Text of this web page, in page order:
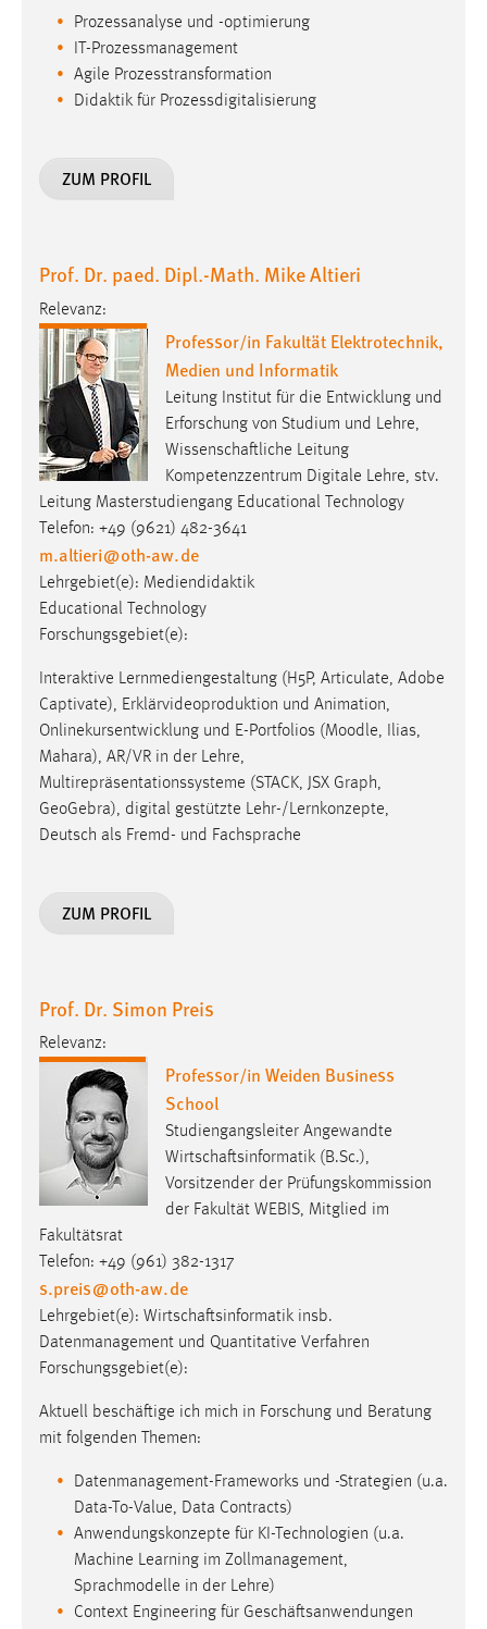
Prozessanalyse und -optimierung
IT-Prozessmanagement
Agile Prozesstransformation
Didaktik für Prozessdigitalisierung
ZUM PROFIL
Prof. Dr. paed. Dipl.-Math. Mike Altieri
Relevanz:
Professor/in Fakultät Elektrotechnik,
Medien und Informatik
Leitung Institut für die Entwicklung und
Erforschung von Studium und Lehre,
Wissenschaftliche Leitung
Kompetenzzentrum Digitale Lehre, stv.
Leitung Masterstudiengang Educational Technology
Telefon: +49 (9621) 482-3641
m.altieri@oth-aw.de
Lehrgebiet(e): Mediendidaktik
Educational Technology
Forschungsgebiet(e):
Interaktive Lernmediengestaltung (H5P, Articulate, Adobe
Captivate), Erklärvideoproduktion und Animation,
Onlinekursentwicklung und E-Portfolios (Moodle, Ilias,
Mahara), AR/VR in der Lehre,
Multirepräsentationssysteme (STACK, JSX Graph,
GeoGebra), digital gestützte Lehr-/Lernkonzepte,
Deutsch als Fremd- und Fachsprache
ZUM PROFIL
Prof. Dr. Simon Preis
Relevanz:
Professor/in Weiden Business
School
Studiengangsleiter Angewandte
Wirtschaftsinformatik (B.Sc.),
Vorsitzender der Prüfungskommission
der Fakultät WEBIS, Mitglied im
Fakultätsrat
Telefon: +49 (961) 382-1317
s.preis@oth-aw.de
Lehrgebiet(e): Wirtschaftsinformatik insb.
Datenmanagement und Quantitative Verfahren
Forschungsgebiet(e):
Aktuell beschäftige ich mich in Forschung und Beratung
mit folgenden Themen:
Datenmanagement-Frameworks und -Strategien (u.a.
Data-To-Value, Data Contracts)
Anwendungskonzepte für KI-Technologien (u.a.
Machine Learning im Zollmanagement,
Sprachmodelle in der Lehre)
Context Engineering für Geschäftsanwendungen
Conversion-Tracking
Cookie Laufzeit:
3 Monate
Facebook
Zweck:
Conversion-Tracking
Cookie Laufzeit:
3 Monate
EXTERNE MEDIEN
Um Inhalte von Videoplattformen und Social Media
Plattformen anzeigen zu können, werden von diesen
externen Medien Cookies gesetzt.
YouTube
Vimeo